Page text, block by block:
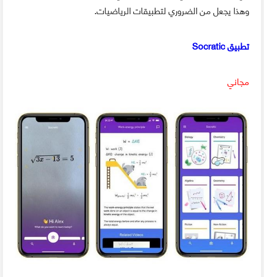
وهذا يجعل من الضروري لتطبيقات الرياضيات.
تطبيق Socratic
مجاني